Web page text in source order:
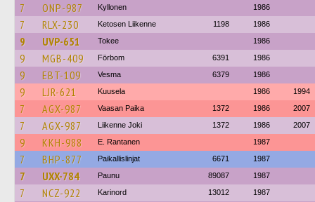
7 ONP-987 Kyllonen 1986
7 RLX-230 Ketosen Liikenne 1198 1986
9 UVP-651 Tokee 1986
9 MGB-409 Förbom 6391 1986
9 EBT-109 Vesma 6379 1986
9 LJR-621 Kuusela 1986 1994
7 AGX-987 Vaasan Paika 1372 1986 2007
7 AGX-987 Liikenne Joki 1372 1986 2007
9 KKH-988 E. Rantanen 1987
7 BHP-877 Paikallislinjat 6671 1987
7 UXX-784 Paunu 89087 1987
7 NCZ-922 Karinord 13012 1987